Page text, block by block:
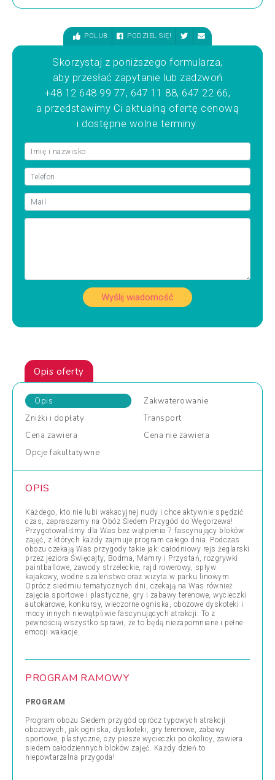
POLUB PODZIEL SIĘ!
Skorzystaj z poniższego formularza,
aby przesłać zapytanie lub zadzwoń
+48 12 648 99 77, 647 11 88, 647 22 66,
a przedstawimy Ci aktualną ofertę cenową
i dostępne wolne terminy.
Wyślij wiadomość
Opis oferty
Opis
Zakwaterowanie
Zniżki i dopłaty
Transport
Cena zawiera Cena nie zawiera
Opcje fakultatywne
OPIS
Każdego, kto nie lubi wakacyjnej nudy i chce aktywnie spędzić
czas, zapraszamy na Obóz Siedem Przygód do Węgorzewa!
Przygotowaliśmy dla Was bez wątpienia 7 fascynujący bloków
zajęć, z których każdy zajmuje program całego dnia. Podczas
obozu czekają Was przygody takie jak: całodniowy rejs żeglarski
przez jeziora Święcajty, Bodma, Mamry i Przystań, rozgrywki
paintballowe, zawody strzeleckie, rajd rowerowy, spływ
kajakowy, wodne szaleństwo oraz wizyta w parku linowym.
Oprócz siedmiu tematycznych dni, czekają na Was również
zajęcia sportowe i plastyczne, gry i zabawy terenowe, wycieczki
autokarowe, konkursy, wieczorne ogniska, obozowe dyskoteki i
mocy innych niewątpliwie fascynujących atrakcji. To z
pewnością wszystko sprawi, że to będą niezapomniane i pełne
emocji wakacje.
PROGRAM RAMOWY
PROGRAM
Program obozu Siedem przygód oprócz typowych atrakcji
obozowych, jak ogniska, dyskoteki, gry terenowe, zabawy
sportowe, plastyczne, czy piesze wycieczki po okolicy, zawiera
siedem całodziennych bloków zajęć. Każdy dzień to
niepowtarzalna przygoda!